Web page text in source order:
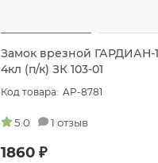
Замок врезной ГАРДИАН-
4кл (п/к) ЗК 103-01
AP-8781
5.0 1 отзыв
1860 ₽